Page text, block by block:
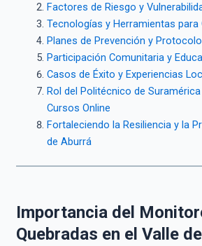
Factores de Riesgo y
Tecnologías y Herramientas para
Planes de Prevención y
Participación Comunitaria y
Casos de Éxito y Experiencias
Rol del Politécnico de
Cursos Online
Fortaleciendo la Resiliencia y la
de Aburrá
Importancia del
Quebradas en el Valle